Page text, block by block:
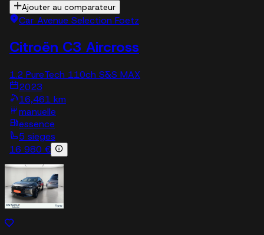
Ajouter au comparateur
Car Avenue Selection Foetz
Citroën C3 Aircross
1.2 PureTech 110ch S&S MAX
2023
16,461 km
manuelle
essence
5 sieges
16 980 €